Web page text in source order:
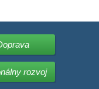
rozvoj